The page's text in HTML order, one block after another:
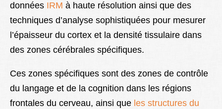
données IRM à haute résolution ainsi que des
techniques d’analyse sophistiquées pour mesurer
l’épaisseur du cortex et la densité tissulaire dans
des zones cérébrales spécifiques.
Ces zones spécifiques sont des zones de contrôle
du langage et de la cognition dans les régions
frontales du cerveau, ainsi que les structures du